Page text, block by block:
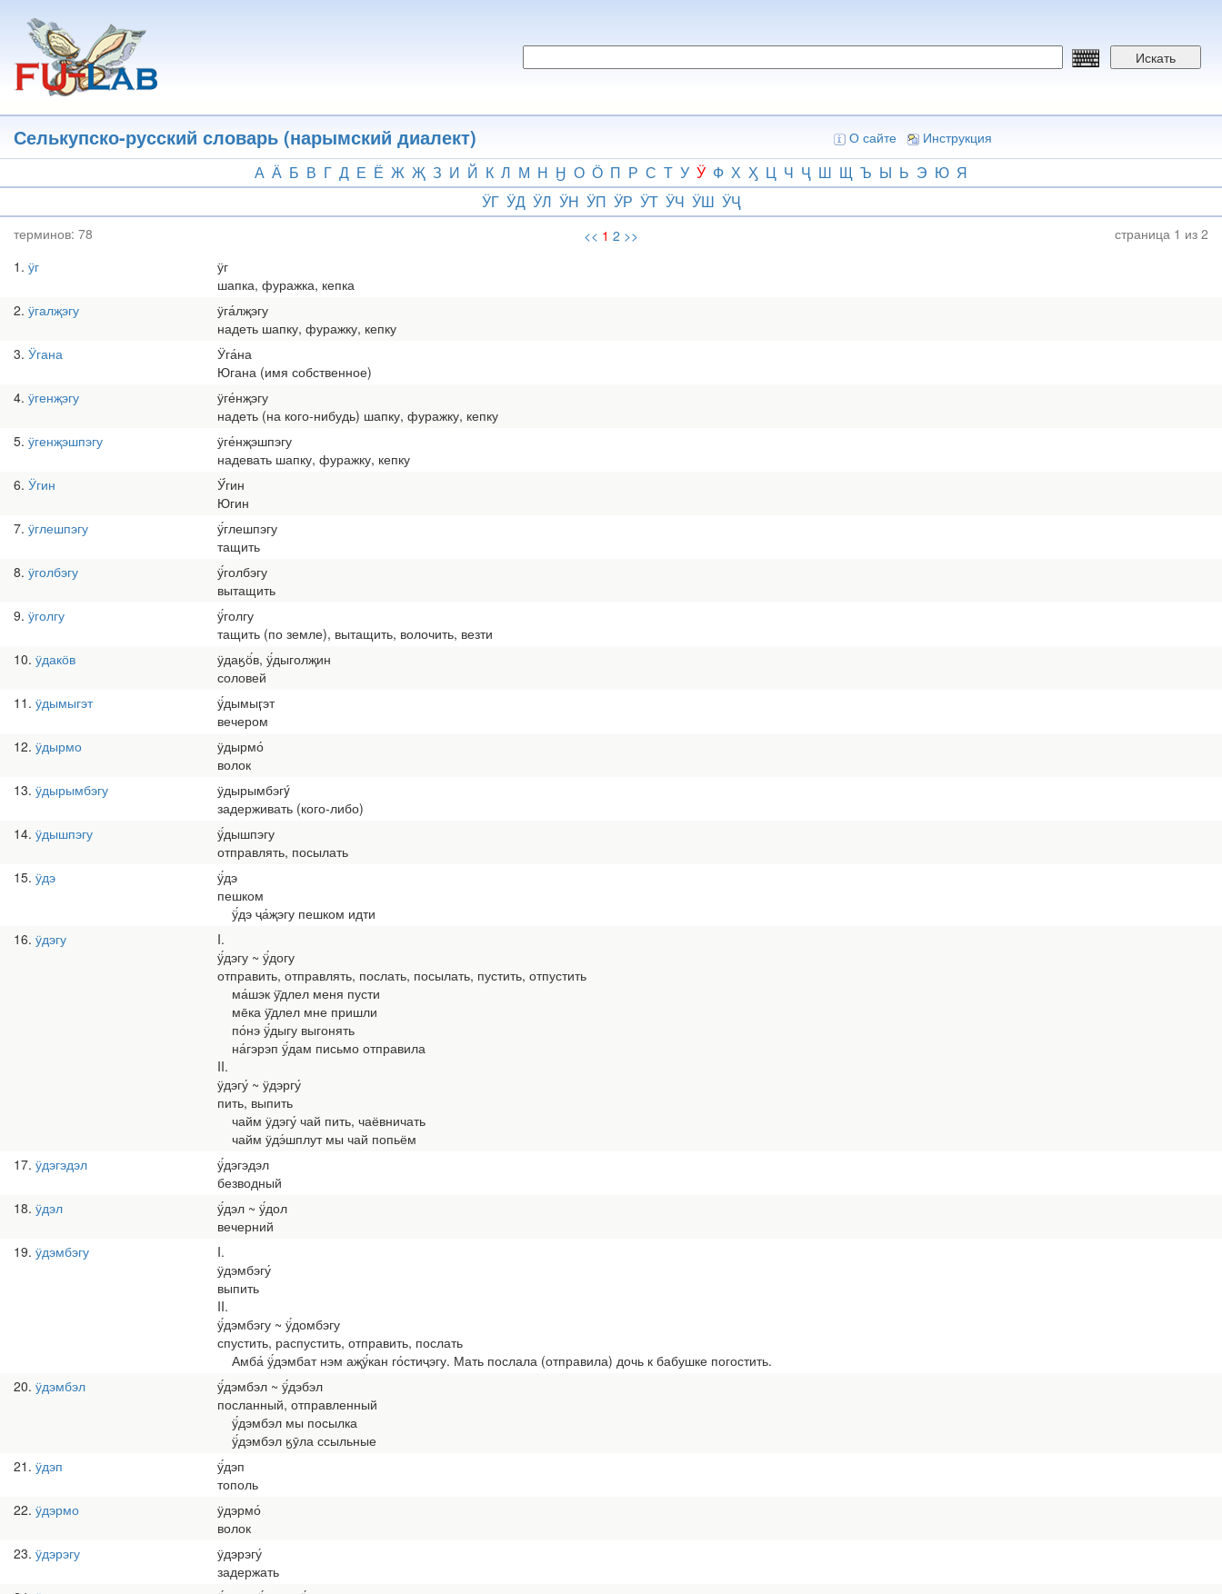
основному
содержанию
Искать
Селькупско-русский словарь (нарымский диалект) О сайте Инструкция
А Ӓ Б В Г Д Е Ё Ж Җ З И Й К Л М Н Ӈ О Ӧ П Р С Т У Ӱ Ф Х Ӽ Ц Ч Ҷ Ш Щ Ъ Ы Ь Э Ю Я
ӰГ ӰД ӰЛ ӰН ӰП ӰР ӰТ ӰЧ ӰШ ӰҶ
терминов: 78 << 1 2 >>
страница 1 из 2
1 ӱг
ӱг
шапка, фуражка, кепка
2 ӱгалҗэгу
ӱга́лҗэгу
надеть шапку, фуражку, кепку
3 Ӱгана
Ӱга́на
Югана (имя собственное)
4 ӱгенҗэгу
ӱге́нҗэгу
надеть (на кого-нибудь) шапку, фуражку, кепку
5 ӱгенҗэшпэгу
ӱге́нҗэшпэгу
надевать шапку, фуражку, кепку
6 Ӱгин
Ӱ́гин
Югин
7 ӱглешпэгу
ӱ́глешпэгу
тащить
8 ӱголбэгу
ӱ́голбэгу
вытащить
9 ӱголгу
ӱ́голгу
тащить (по земле), вытащить, волочить, везти
10 ӱдакӧв
ӱдаӄӧ́в, ӱ́дыголҗин
соловей
11 ӱдымыгэт
ӱ́дымыӷэт
вечером
12 ӱдырмо
ӱдырмо́
волок
13 ӱдырымбэгу
ӱдырымбэгý
задерживать (кого-либо)
14 ӱдышпэгу
ӱ́дышпэгу
отправлять, посылать
15 ӱдэ
ӱ́дэ
пешком
ӱ́дэ ҷа́җэгу пешком идти
16 ӱдэгу
I.
ӱ́дэгу ~ ӱ́догу
отправить, отправлять, послать, посылать, пустить, отпустить
ма́шэк ӱ̄длел меня пусти
ме̄ка ӱ̄длел мне пришли
по́нэ ӱ́дыгу выгонять
на́гэрэп ӱ́дам письмо отправила
II.
ӱдэгу́ ~ ӱдэргу́
пить, выпить
чайм ӱдэгу́ чай пить, чаёвничать
чайм ӱдэ́шплут мы чай попьём
17 ӱдэгэдэл
ӱ́дэгэдэл
безводный
18 ӱдэл
ӱ́дэл ~ ӱ́дол
вечерний
19 ӱдэмбэгу
I.
ӱдэмбэгу́
выпить
II.
ӱ́дэмбэгу ~ ӱ́домбэгу
спустить, распустить, отправить, послать
Амба́ ӱ́дэмбат нэм аҗӱ́кан го́стиҷэгу. Мать послала (отправила) дочь к бабушке погостить.
20 ӱдэмбэл
ӱ́дэмбэл ~ ӱ́дэбэл
посланный, отправленный
ӱ́дэмбэл мы посылка
ӱ́дэмбэл ӄӯла ссыльные
21 ӱдэп
ӱ́дэп
тополь
22 ӱдэрмо
ӱдэрмо́
волок
23 ӱдэрэгу
ӱдэрэгу́
задержать